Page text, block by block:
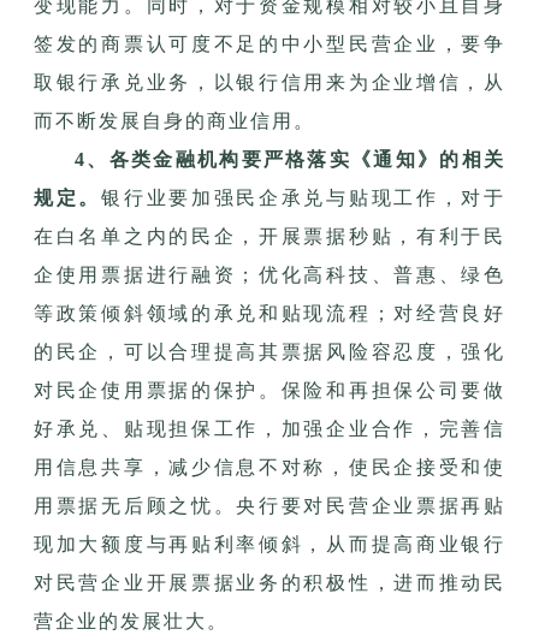
变现能力。同时，对于资金规模相对较小且自身
签发的商票认可度不足的中小型民营企业，要争
取银行承兑业务，以银行信用来为企业增信，从
而不断发展自身的商业信用。
4、各类金融机构要严格落实《通知》的相关
规定。银行业要加强民企承兑与贴现工作，对于
在白名单之内的民企，开展票据秒贴，有利于民
企使用票据进行融资；优化高科技、普惠、绿色
等政策倾斜领域的承兑和贴现流程；对经营良好
的民企，可以合理提高其票据风险容忍度，强化
对民企使用票据的保护。保险和再担保公司要做
好承兑、贴现担保工作，加强企业合作，完善信
用信息共享，减少信息不对称，使民企接受和使
用票据无后顾之忧。央行要对民营企业票据再贴
现加大额度与再贴利率倾斜，从而提高商业银行
对民营企业开展票据业务的积极性，进而推动民
营企业的发展壮大。